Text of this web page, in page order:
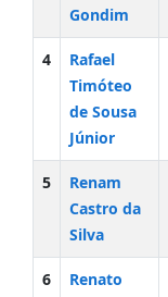
Gondim
4
Rafael
Timóteo
de Sousa
Júnior
5
Renam
Castro da
Silva
6
Renato